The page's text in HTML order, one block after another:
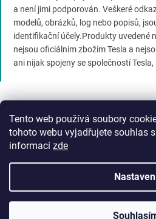
Tento web používá soubory
tohoto webu vyjadřujete souhlas
informací zde
a není jimi podporován. Veškeré
modelů, obrázků, log nebo popisů,
identifikační účely.Produkty uvedené
nejsou oficiálním zbožím Tesla a
ani nijak spojeny se společností Tesla,
nastavení